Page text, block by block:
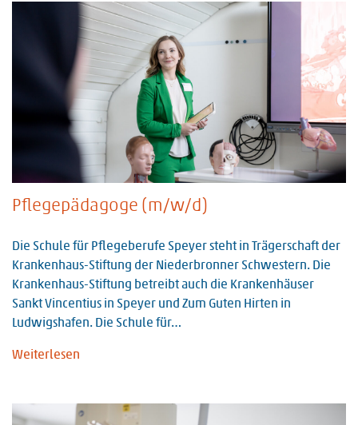
Pflegepädagoge (m/w/d)
Die Schule für Pflegeberufe Speyer steht in Trägerschaft der
Krankenhaus-Stiftung der Niederbronner Schwestern. Die
Krankenhaus-Stiftung betreibt auch die Krankenhäuser
Sankt Vincentius in Speyer und Zum Guten Hirten in
Ludwigshafen. Die Schule für…
Weiterlesen